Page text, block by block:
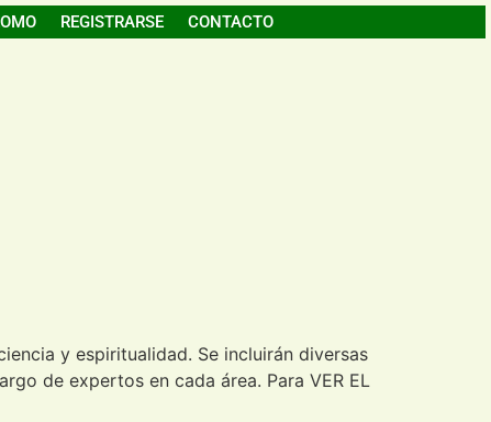
REGISTRARSE CONTACTO
y espiritualidad. Se incluirán diversas
de expertos en cada área. Para VER EL